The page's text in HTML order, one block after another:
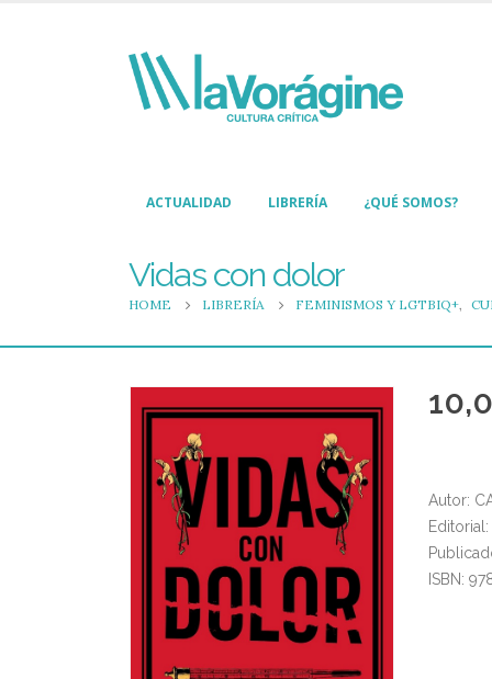
ACTUALIDAD LIBRERÍA ¿QUÉ SOMOS?
Vidas con dolor
HOME LIBRERÍA FEMINISMOS Y LGTBIQ+,
Autor:
Editorial:
ISBN: